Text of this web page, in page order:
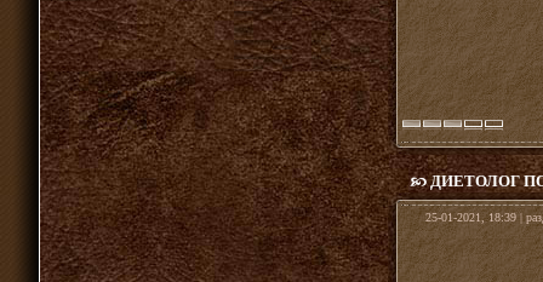
ДИЕТОЛОГ
25-01-2021, 18:39 |